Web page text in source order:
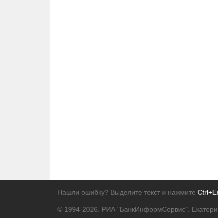
Нашли ошибку? Выделите текст и нажмите
© 1994-2026. РИА "БанкИнформСервис".